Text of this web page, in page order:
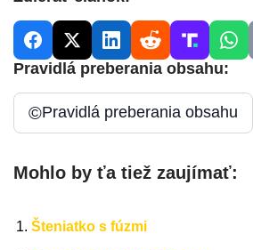
Pravidlá preberania obsahu:
©Pravidlá preberania obsahu
Mohlo by ťa tiež zaujímať:
Šteniatko s fúzmi